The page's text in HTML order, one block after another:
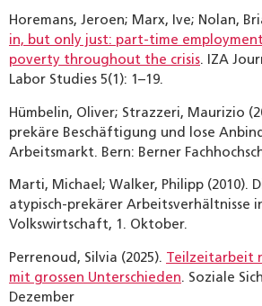
Horemans, Jeroen; Marx, Ive; Nolan,
in, but only just: part-time
poverty throughout the crisis. IZA
Labor Studies 5(1): 1–19.
Hümbelin, Oliver; Strazzeri, Maurizio
prekäre Beschäftigung und lose
Arbeitsmarkt. Bern: Berner
Marti, Michael; Walker, Philipp (2010).
atypisch-prekärer Arbeitsverhältnisse
Volkswirtschaft, 1. Oktober.
Perrenoud, Silvia (2025). Teilzeitarbeit
mit grossen Unterschieden. Soziale
Dezember